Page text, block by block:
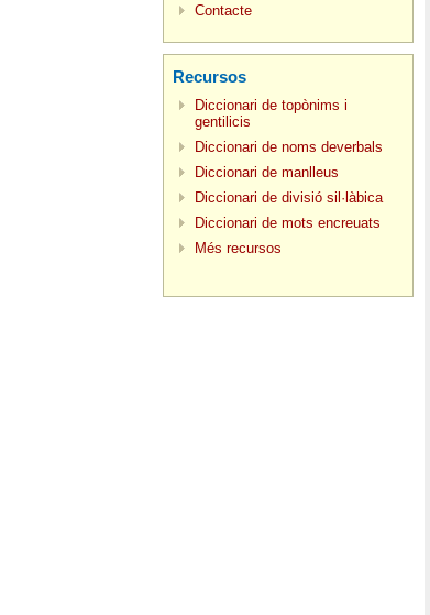
Contacte
Recursos
Diccionari de topònims i
gentilicis
Diccionari de noms deverbals
Diccionari de manlleus
Diccionari de divisió sil·làbica
Diccionari de mots encreuats
Més recursos